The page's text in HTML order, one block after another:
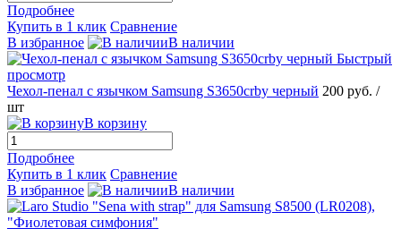
Подробнее
Купить в 1 клик Сравнение
В избранное
В наличии
Быстрый
просмотр
Чехол-пенал с язычком Samsung S3650crby черный 200 руб. /
шт
В корзину
Подробнее
Купить в 1 клик Сравнение
В избранное
В наличии